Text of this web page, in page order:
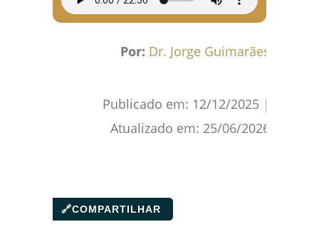
Por: Dr. Jorge Guimarães
Publicado em: 12/12/2025 |
Atualizado em: 25/06/2026
🔗COMPARTILHAR